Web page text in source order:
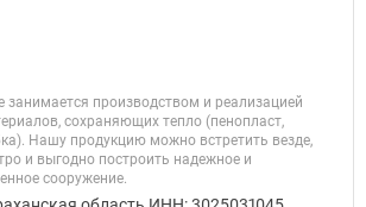
занимается производством и реализацией
сохраняющих тепло (пенопласт,
Нашу продукцию можно встретить везде,
и выгодно построить надежное и
сооружение.